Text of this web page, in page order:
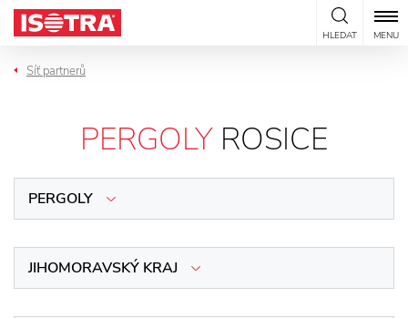
Přeskočit na obsah
HLEDAT MENU
Síť partnerů
PERGOLY ROSICE
PERGOLY
JIHOMORAVSKÝ KRAJ